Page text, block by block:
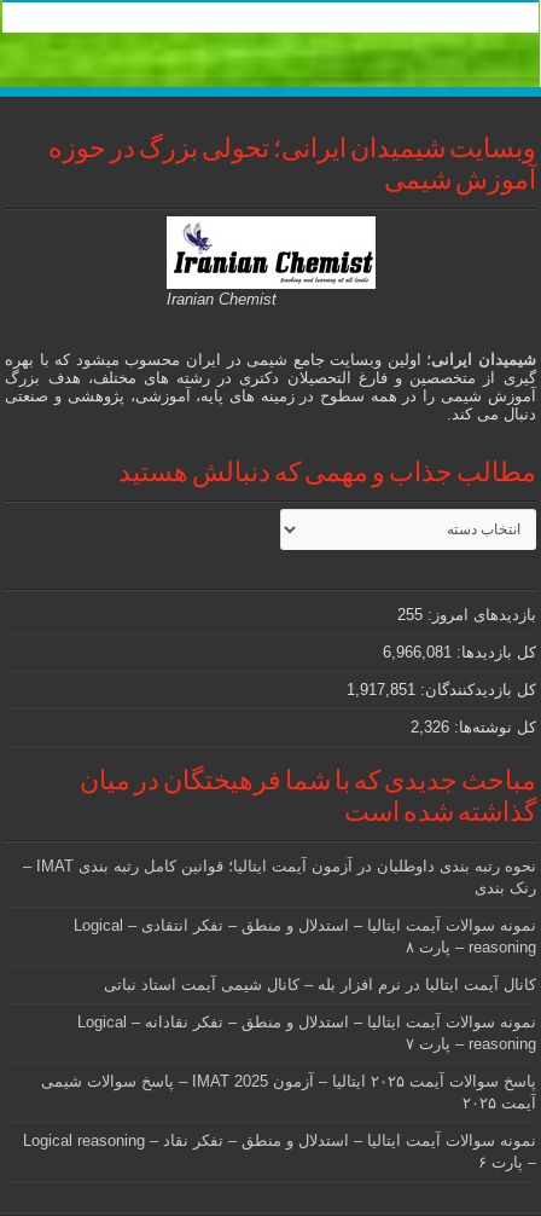
وبسایت شیمیدان ایرانی؛ تحولی بزرگ در حوزه
آموزش شیمی
Iranian Chemist
شیمیدان ایرانی؛ اولین وبسایت جامع شیمی در ایران محسوب میشود که با بهره
گیری از متخصصین و فارغ التحصیلان دکتری در رشته های مختلف، هدف بزرگ
آموزش شیمی را در همه سطوح در زمینه های پایه، آموزشی، پژوهشی و صنعتی
دنبال می کند.
مطالب جذاب و مهمی که دنبالش هستید
مطالب
جذاب
و
که
دنبالش
هستید
بازدیدهای امروز: 255
کل بازدیدها: 6,966,081
کل بازدیدکنند‌گان: 1,917,851
کل نوشته‌ها: 2,326
مباحث جدیدی که با شما فرهیختگان در میان
گذاشته شده است
نحوه رتبه بندی داوطلبان در آزمون آیمت ایتالیا؛ قوانین کامل رتبه بندی IMAT –
رنک بندی
نمونه سوالات آیمت ایتالیا – استدلال و منطق – تفکر انتقادی – Logical
reasoning – پارت ۸
کانال آیمت ایتالیا در نرم افزار بله – کانال شیمی آیمت استاد نباتی
نمونه سوالات آیمت ایتالیا – استدلال و منطق – تفکر نقادانه – Logical
reasoning – پارت ۷
پاسخ سوالات آیمت ۲۰۲۵ ایتالیا – آزمون IMAT 2025 – پاسخ سوالات شیمی
آیمت ۲۰۲۵
نمونه سوالات آیمت ایتالیا – استدلال و منطق – تفکر نقاد – Logical reasoning
– پارت ۶